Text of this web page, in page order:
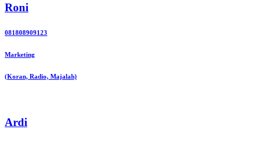
Roni
081808909123
Marketing
(Koran, Radio, Majalah)
Ardi